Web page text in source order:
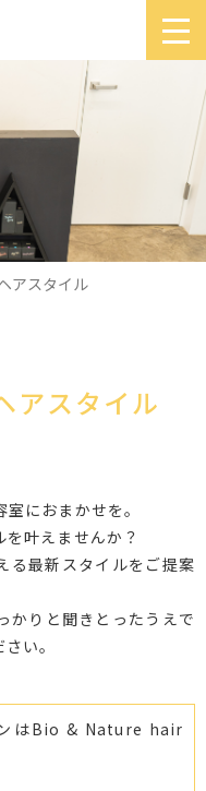
アスタイル
アスタイル
におまかせを。
叶えませんか？
る最新スタイルをご提案
かりと聞きとったうえで
い。
はBio & Nature hair